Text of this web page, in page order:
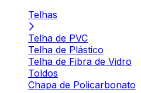
Telhas
Telha de PVC
Telha de Plástico
Telha de Fibra de Vidro
Toldos
Chapa de Policarbonato